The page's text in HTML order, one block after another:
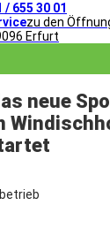
/ 655 30 01
zu den
Erfurt
neue